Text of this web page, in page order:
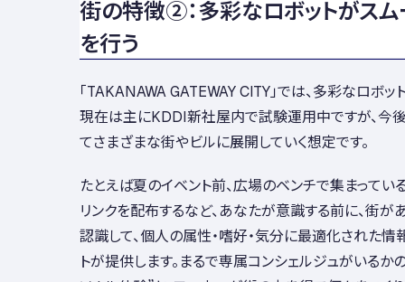
街の特徴②：多彩なロボットがス
を行う
「TAKANAWA GATEWAY CITY」では、多彩なロボッ
現在は主にKDDI新社屋内で試験運用中ですが、今
てさまざまな街やビルに展開していく想定です。
たとえば夏のイベント前、広場のベンチで集まってい
リンクを配布するなど、あなたが意識する前に、街
認識して、個人の属性・嗜好・気分に最適化された情
トが提供します。まるで専属コンシェルジュがいるか